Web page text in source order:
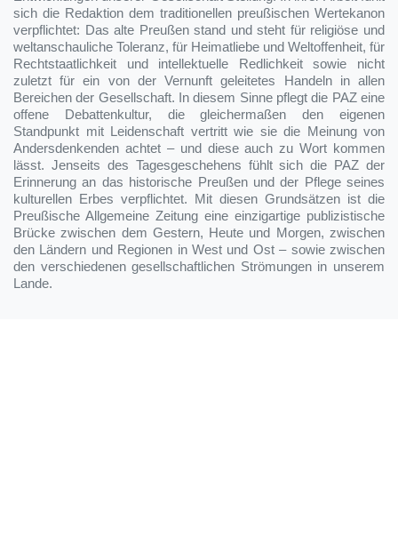
sich die Redaktion dem traditionellen preußischen Wertekanon
verpflichtet: Das alte Preußen stand und steht für religiöse und
weltanschauliche Toleranz, für Heimatliebe und Weltoffenheit, für
Rechtstaatlichkeit und intellektuelle Redlichkeit sowie nicht
zuletzt für ein von der Vernunft geleitetes Handeln in allen
Bereichen der Gesellschaft. In diesem Sinne pflegt die PAZ eine
offene Debattenkultur, die gleichermaßen den eigenen
Standpunkt mit Leidenschaft vertritt wie sie die Meinung von
Andersdenkenden achtet – und diese auch zu Wort kommen
lässt. Jenseits des Tagesgeschehens fühlt sich die PAZ der
Erinnerung an das historische Preußen und der Pflege seines
kulturellen Erbes verpflichtet. Mit diesen Grundsätzen ist die
Preußische Allgemeine Zeitung eine einzigartige publizistische
Brücke zwischen dem Gestern, Heute und Morgen, zwischen
den Ländern und Regionen in West und Ost – sowie zwischen
den verschiedenen gesellschaftlichen Strömungen in unserem
Lande.